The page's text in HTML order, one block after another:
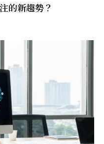
的新趨勢？